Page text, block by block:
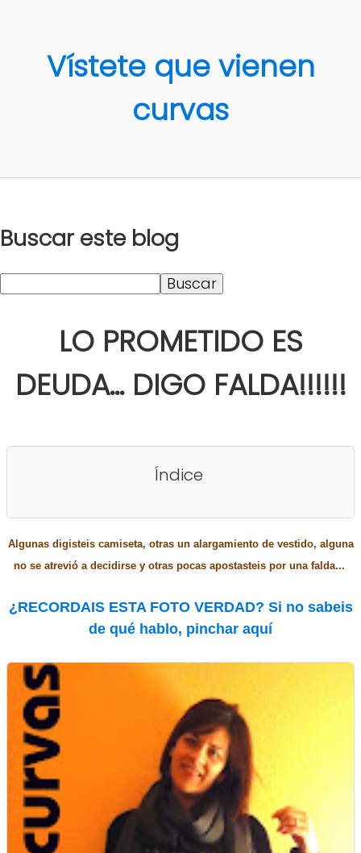
Vístete que vienen
curvas
Buscar este blog
LO PROMETIDO ES
DEUDA... DIGO FALDA!!!!!!
Índice
Algunas digisteis camiseta, otras un alargamiento de vestido, alguna
no se atrevió a decidirse y otras pocas apostasteis por una falda...
¿RECORDAIS ESTA FOTO VERDAD? Si no sabeis
de qué hablo, pinchar aquí